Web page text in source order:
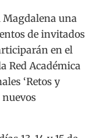
Magdalena una
de invitados
en el
Red Académica
‘Retos y
nuevos